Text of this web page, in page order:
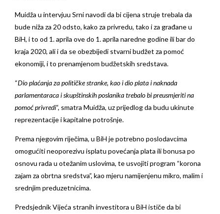
Muidža u intervjuu Srni navodi da bi cijena struje trebala da
bude niža za 20 odsto, kako za privredu, tako i za građane u
BiH, i to od 1. aprila ove do 1. aprila naredne godine ili bar do
kraja 2020, ali i da se obezbijedi stvarni budžet za pomoć
ekonomiji, i to prenamjenom budžetskih sredstava.
“Dio plaćanja za političke stranke, kao i dio plata i naknada
parlamentaraca i skupštinskih poslanika trebalo bi preusmjeriti na
pomoć privredi“, smatra Muidža, uz prijedlog da budu ukinute
reprezentacije i kapitalne potrošnje.
Prema njegovim riječima, u BiH je potrebno poslodavcima
omogućiti neoporezivu isplatu povećanja plata ili bonusa po
osnovu rada u otežanim uslovima, te usvojiti program “korona
zajam za obrtna sredstva”, kao mjeru namijenjenu mikro, malim i
srednjim preduzetnicima.
Predsjednik Vijeća stranih investitora u BiH ističe da bi